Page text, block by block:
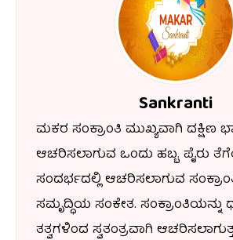
Sankranti
ಮಕರ ಸಂಕ್ರಾಂತಿ ಮುಖ್ಯವಾಗಿ ದಕ್ಷಿಣ
ಆಚರಿಸಲಾಗುವ ಒಂದು ಹಬ್ಬ. ಪೈರು
ಸಂದರ್ಭದಲ್ಲಿ ಆಚರಿಸಲಾಗುವ
ಸಮೃದ್ಧಿಯ ಸಂಕೇತ. ಸಂಕ್ರಾಂತಿಯನ್ನು
ತತ್ವಗಳಿಂದ ಸ್ವತಂತ್ರವಾಗಿ